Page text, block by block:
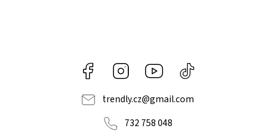
Facebook Instagram https://www.youtube.com/
navlnetrendu5284
trendly.cz@gmail.com
732 758 048